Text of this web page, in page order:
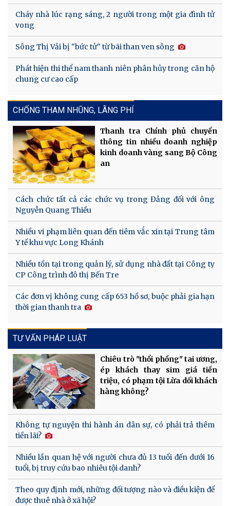
Cháy nhà lúc rạng sáng, 2 người trong một gia đình tử
vong
Sông Thị Vải bị "bức tử" từ bãi than ven sông
Phát hiện thi thể nam thanh niên phân hủy trong căn hộ
chung cư cao cấp
CHỐNG THAM NHŨNG, LÃNG PHÍ
Thanh tra Chính phủ chuyển
thông tin nhiều doanh nghiệp
kinh doanh vàng sang Bộ Công
an
Cách chức tất cả các chức vụ trong Đảng đối với ông
Nguyễn Quang Thiều
Nhiều vi phạm liên quan đến tiêm vắc xin tại Trung tâm
Y tế khu vực Long Khánh
Nhiều tồn tại trong quản lý, sử dụng nhà đất tại Công ty
CP Công trình đô thị Bến Tre
Các đơn vị không cung cấp 653 hồ sơ, buộc phải gia hạn
thời gian thanh tra
TƯ VẤN PHÁP LUẬT
Chiêu trò "thổi phồng" tai ương,
ép khách thay sim giá tiền
triệu, có phạm tội Lừa dối khách
hàng không?
Không tự nguyện thi hành án dân sự, có phải trả thêm
tiền lãi?
Nhiều lần quan hệ với người chưa đủ 13 tuổi đến dưới 16
tuổi, bị truy cứu bao nhiêu tội danh?
Theo quy định mới, những đối tượng nào và điều kiện để
được thuê nhà ở xã hội?